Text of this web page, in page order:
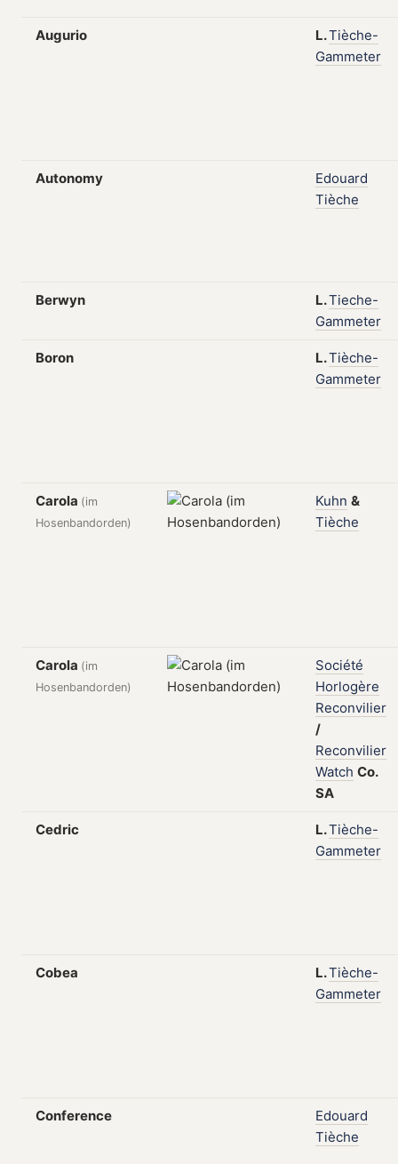
Augurio L.Tièche-
Gammeter
Autonomy
Edouard
Tièche
Berwyn L.Tieche-
Gammeter
Boron L.Tièche-
Gammeter
Carola (im
Hosenbandorden)
Kuhn &
Tièche
Carola (im
Hosenbandorden)
Société
Horlogère
Reconvilier
/
Reconvilier
Watch Co.
SA
Cedric L.Tièche-
Gammeter
Cobea L.Tièche-
Gammeter
Conference
Edouard
Tièche